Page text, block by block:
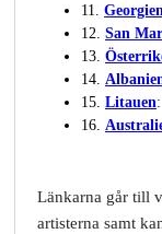
11.
12. San
13.
14.
15. Litauen
16.
Länkarna går till
artisterna samt